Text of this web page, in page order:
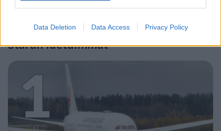
Data Deletion Data Access Privacy Policy
Staran luetuimmat
1